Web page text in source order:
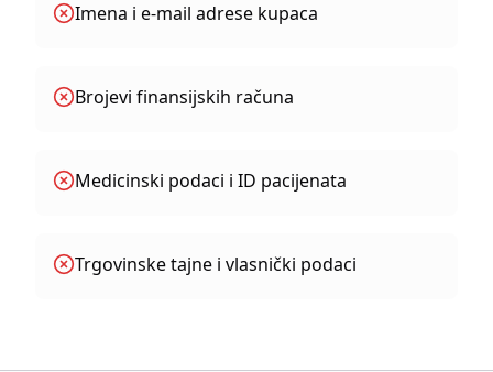
Imena i e-mail adrese kupaca
Brojevi finansijskih računa
Medicinski podaci i ID pacijenata
Trgovinske tajne i vlasnički podaci